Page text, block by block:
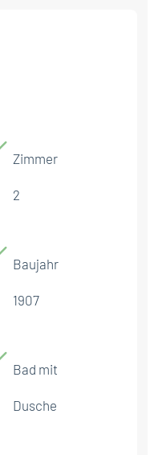
Zimmer
2
Baujahr
1907
Bad mit
Dusche